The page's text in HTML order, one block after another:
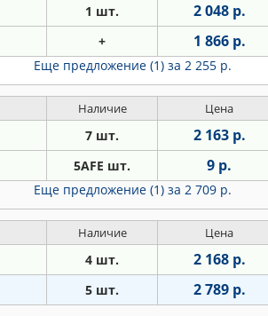
1 шт. 2 048 р.
+ 1 866 р.
Еще предложение (1) за 2 255 р.
Наличие Цена
7 шт. 2 163 р.
5AFE шт. 9 р.
Еще предложение (1) за 2 709 р.
Наличие Цена
4 шт. 2 168 р.
5 шт. 2 789 р.